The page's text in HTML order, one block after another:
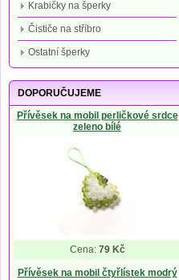
Krabičky na šperky
Čističe na stříbro
Ostatní šperky
DOPORUČUJEME
Přívěsek na mobil perličkové srdce
zeleno bílé
Cena: 79 Kč
Přívěsek na mobil čtyřlístek modrý